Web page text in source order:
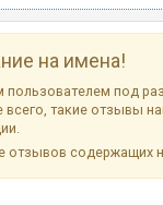
на имена!
под
такие отзывы
отзывов